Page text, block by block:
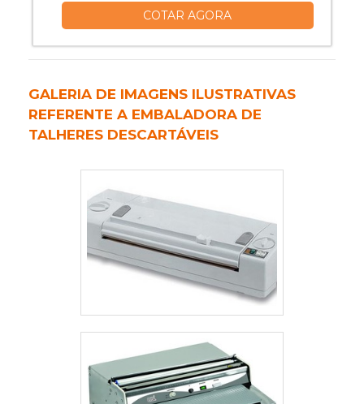
Algumas características principais da
por IHM de 7” touch screen,
independentes, motoredutores e
inversor de frequência com frenagem
ins....
COTAR AGORA
GALERIA DE IMAGENS ILUSTRATIVAS
REFERENTE A EMBALADORA DE
TALHERES DESCARTÁVEIS